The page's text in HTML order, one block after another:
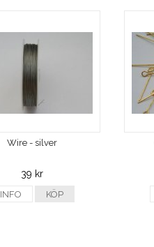
Wire - silver
39 kr
INFO KÖP